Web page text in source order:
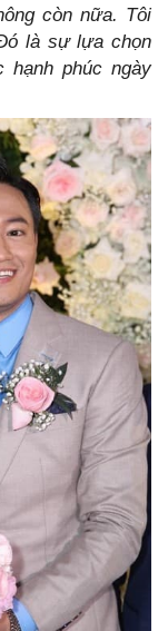
còn nữa. Tôi
là sự lựa chọn
hạnh phúc ngày